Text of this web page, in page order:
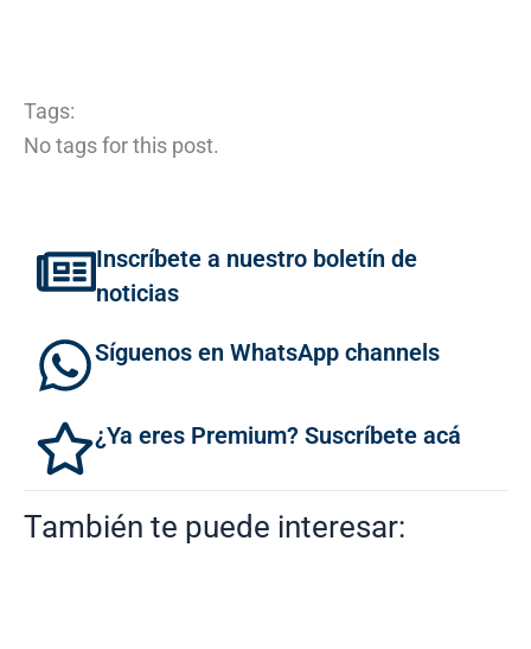
Tags:
No tags for this post.
Inscríbete a nuestro boletín de
noticias
Síguenos en WhatsApp channels
¿Ya eres Premium? Suscríbete acá
También te puede interesar: